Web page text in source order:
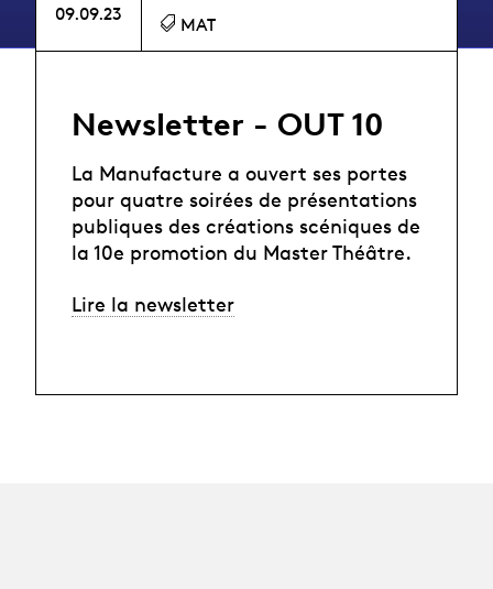
09.09.23
MAT
Newsletter - OUT 10
La Manufacture a ouvert ses portes
pour quatre soirées de présentations
publiques des créations scéniques de
la 10e promotion du Master Théâtre.
Lire la newsletter